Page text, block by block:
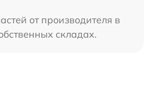
от производителя в
складах.